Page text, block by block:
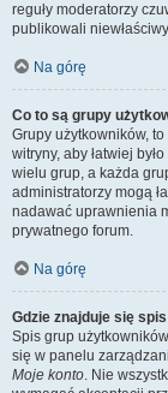
reguły moderatorzy
publikowali
Na górę
Co to są grupy
Grupy użytkowników,
witryny, aby łatwiej
wielu grup, a każda
administratorzy mogą
nadawać uprawnienia
prywatnego forum.
Na górę
Gdzie znajduje się
Spis grup
się w panelu
Moje konto. Nie